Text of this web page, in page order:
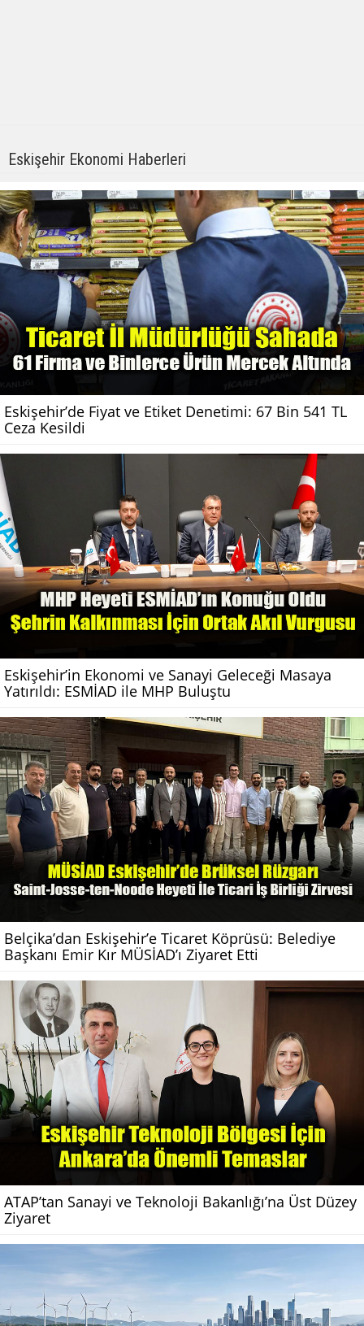
Eskişehir Ekonomi Haberleri
Eskişehir’de Fiyat ve Etiket Denetimi: 67 Bin 541 TL
Ceza Kesildi
Eskişehir’in Ekonomi ve Sanayi Geleceği Masaya
Yatırıldı: ESMİAD ile MHP Buluştu
Belçika’dan Eskişehir’e Ticaret Köprüsü: Belediye
Başkanı Emir Kır MÜSİAD’ı Ziyaret Etti
ATAP’tan Sanayi ve Teknoloji Bakanlığı’na Üst Düzey
Ziyaret